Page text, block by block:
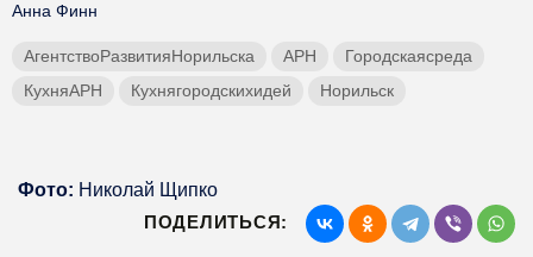
Анна Финн
АгентствоРазвитияНорильска АРН
Городскаясреда
КухняАРН
Кухнягородскихидей Норильск
Фото: Николай Щипко
ПОДЕЛИТЬСЯ: